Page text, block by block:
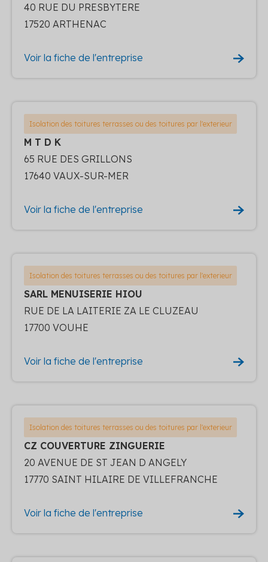
40 RUE DU PRESBYTERE
17520 ARTHENAC
Voir la fiche de l'entreprise
Isolation des toitures terrasses ou des toitures par l'exterieur
M T D K
65 RUE DES GRILLONS
17640 VAUX-SUR-MER
Voir la fiche de l'entreprise
Isolation des toitures terrasses ou des toitures par l'exterieur
SARL MENUISERIE HIOU
RUE DE LA LAITERIE ZA LE CLUZEAU
17700 VOUHE
Voir la fiche de l'entreprise
Isolation des toitures terrasses ou des toitures par l'exterieur
CZ COUVERTURE ZINGUERIE
20 AVENUE DE ST JEAN D ANGELY
17770 SAINT HILAIRE DE VILLEFRANCHE
Voir la fiche de l'entreprise